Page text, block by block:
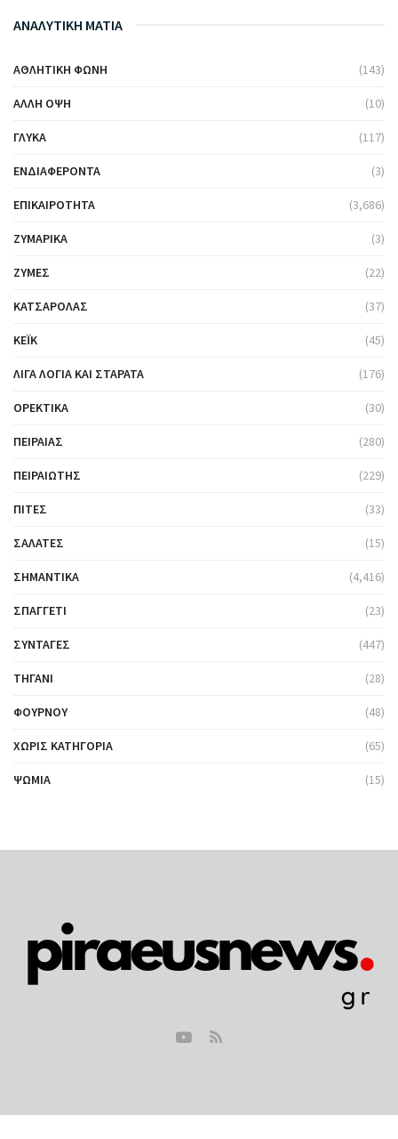
ΑΝΑΛΥΤΙΚΗ ΜΑΤΙΑ
ΑΘΛΗΤΙΚΉ ΦΩΝΉ (143)
ΆΛΛΗ ΌΨΗ (10)
ΓΛΥΚΆ (117)
ΕΝΔΙΑΦΈΡΟΝΤΑ (3)
ΕΠΙΚΑΙΡΌΤΗΤΑ (3,686)
ΖΥΜΑΡΙΚΆ (3)
ΖΎΜΕΣ (22)
ΚΑΤΣΑΡΌΛΑΣ (37)
ΚΈΙΚ (45)
ΛΊΓΑ ΛΌΓΙΑ ΚΑΙ ΣΤΑΡΆΤΑ (176)
ΟΡΕΚΤΙΚΆ (30)
ΠΕΙΡΑΙΆΣ (280)
ΠΕΙΡΑΙΏΤΗΣ (229)
ΠΊΤΕΣ (33)
ΣΑΛΆΤΕΣ (15)
ΣΗΜΑΝΤΙΚΆ (4,416)
ΣΠΑΓΓΈΤΙ (23)
ΣΥΝΤΑΓΈΣ (447)
ΤΗΓΆΝΙ (28)
ΦΟΎΡΝΟΥ (48)
ΧΩΡΊΣ ΚΑΤΗΓΟΡΊΑ (65)
ΨΩΜΙΆ (15)